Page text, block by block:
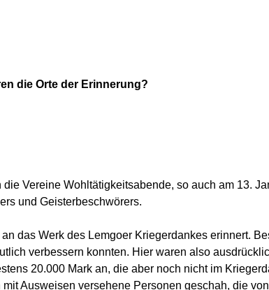
die Orte der Erinnerung?
Vereine Wohltätigkeitsabende, so auch am 13.
und Geisterbeschwörers.
das Werk des Lemgoer Kriegerdankes erinnert.
verbessern konnten. Hier waren also
20.000 Mark an, die aber noch nicht im
Ausweisen versehene Personen geschah, die